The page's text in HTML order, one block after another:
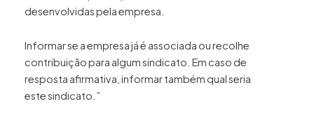
desenvolvidas pela empresa.
Informar se a empresa já é associada ou recolhe
contribuição para algum sindicato. Em caso de
resposta afirmativa, informar também qual seria
este sindicato.”